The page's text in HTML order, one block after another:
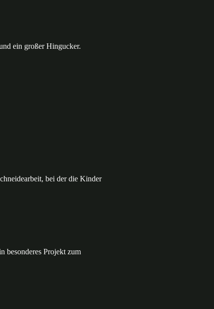
ein großer Hingucker.
bei der die Kinder
besonderes Projekt zum